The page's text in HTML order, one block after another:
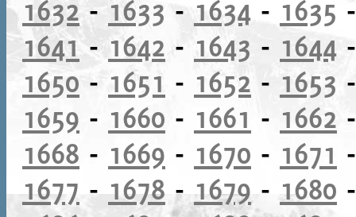
1632 -1633 - 1634 - 1635
1641- 1642 - 1643 - 1644
1650 - 1651 - 1652 - 1653
1659 - 1660 - 1661 - 1662
1668 - 1669 - 1670 - 1671
1677 - 1678 - 1679 - 1680